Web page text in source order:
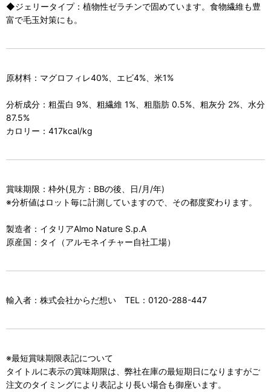
◆ジェリータイプ：植物性ゼラチンで固めています。食物繊維も豊
富で毛玉対策にも。
原材料：マグロフィレ40%、エビ4%、米1%
分析成分：粗蛋白 9%、粗繊維 1%、粗脂肪 0.5%、粗灰分 2%、水分
87.5%
カロリー：417kcal/kg
賞味期限：枠外(見方：BBの後、日/月/年)
※分析値はロット毎に計測していますので、その都度変わります。
製造者：イタリアAlmo Nature S.p.A
原産国：タイ（アルモネイチャー自社工場）
輸入者：株式会社からだ想い TEL：0120-288-447
※最短賞味期限表記について
タイトルに表示の賞味期限は、弊社在庫の最短期日になりますがご
注文のタイミングにより表記より長い場合も御座います。